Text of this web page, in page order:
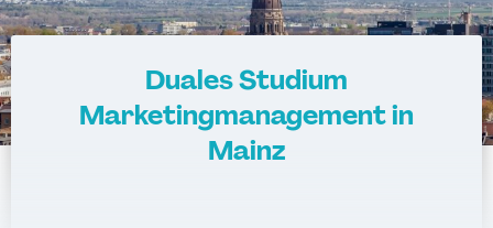
Duales Studium
Marketingmanagement in
Mainz